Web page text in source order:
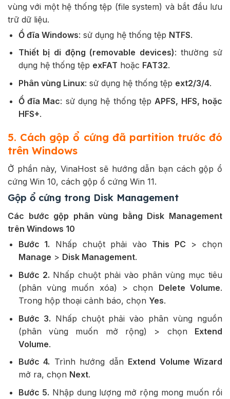
vùng với một hệ thống tệp (file system) và bắt đầu lưu
trữ dữ liệu.
Ổ đĩa Windows: sử dụng hệ thống tệp NTFS.
Thiết bị di động (removable devices): thường sử
dụng hệ thống tệp exFAT hoặc FAT32.
Phân vùng Linux: sử dụng hệ thống tệp ext2/3/4.
Ổ đĩa Mac: sử dụng hệ thống tệp APFS, HFS, hoặc
HFS+.
5. Cách gộp ổ cứng đã partition trước đó
trên Windows
Ở phần này, VinaHost sẽ hướng dẫn bạn cách gộp ổ
cứng Win 10, cách gộp ổ cứng Win 11.
Gộp ổ cứng trong Disk Management
Các bước gộp phân vùng bằng Disk Management
trên Windows 10
Bước 1. Nhấp chuột phải vào This PC > chọn
Manage > Disk Management.
Bước 2. Nhấp chuột phải vào phân vùng mục tiêu
(phân vùng muốn xóa) > chọn Delete Volume.
Trong hộp thoại cảnh báo, chọn Yes.
Bước 3. Nhấp chuột phải vào phân vùng nguồn
(phân vùng muốn mở rộng) > chọn Extend
Volume.
Bước 4. Trình hướng dẫn Extend Volume Wizard
mở ra, chọn Next.
Bước 5. Nhập dung lượng mở rộng mong muốn rồi